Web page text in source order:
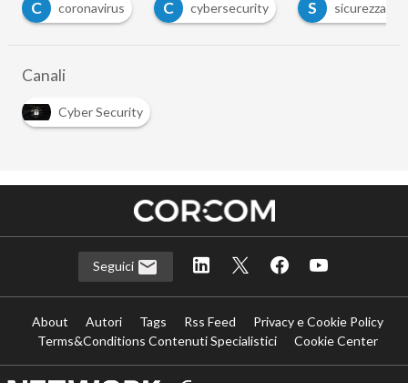
C
coronavirus C cybersecurity S sicurezza
Canali
Cyber Security
Seguici
About Autori Tags Rss Feed
Privacy e Cookie Policy
Terms&Conditions Contenuti Specialistici
Cookie Center